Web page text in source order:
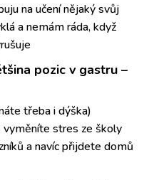
na učení nějaký svůj
a nemám ráda, když
pozic v gastru –
třeba i dýška)
stres ze školy
a navíc přijdete domů